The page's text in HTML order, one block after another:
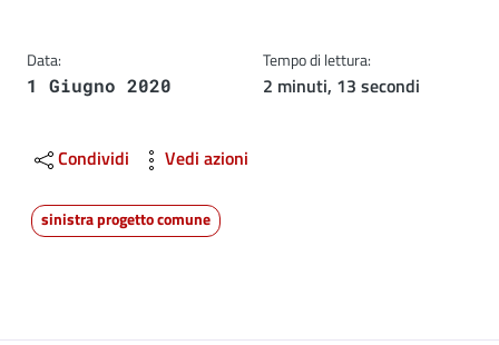
Data:
1 Giugno 2020
Tempo di lettura:
2 minuti, 13 secondi
Condividi Vedi azioni
sinistra progetto comune